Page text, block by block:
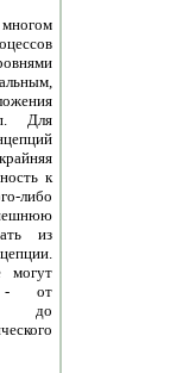
Для
к
либо
из
могут
- от
до